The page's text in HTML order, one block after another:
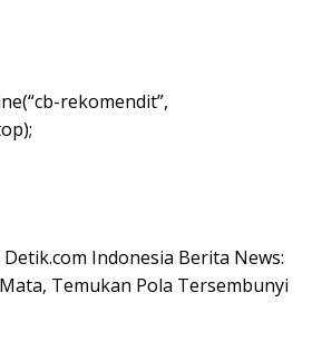
rekomendit”,
Indonesia Berita News:
Temukan Pola Tersembunyi